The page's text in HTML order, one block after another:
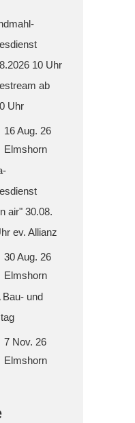
10 Uhr
ab
Uhr
16 Aug. 26
Elmshorn
air" 30.08.
ev. Allianz
30 Aug. 26
Elmshorn
Bau- und
7 Nov. 26
Elmshorn